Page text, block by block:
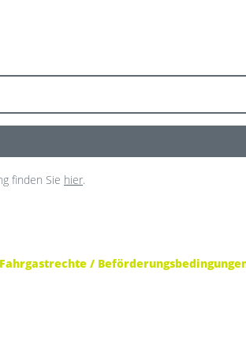
finden Sie hier.
Fahrgastrechte /